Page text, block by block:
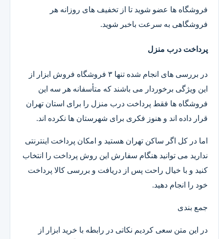
فروشگاه ها عضو شوید تا از تخفیف های روزانه هر
فروشگاهی به سرعت باخبر شوید.
پرداخت درب منزل
در بررسی های انجام شده تنها ۳ فروشگاه فروش ابزار از
این ویژگی برخوردار می باشند که متأسفانه هر سه این
فروشگاه ها فقط پرداخت درب منزل را برای استان تهران
قرار داده اند و هنوز فکری برای شهرستان ها نکرده اند.
اما در کل اگر ساکن تهران هستید و امکان پرداخت اینترنتی
ندارید می توانید هنگام سفارش این روش پرداخت را انتخاب
کنید و با خیال راحت پس از دریافت و بررسی کالا پرداخت
خود را انجام دهید.
جمع بندی
در این متن سعی کردیم نکاتی در رابطه با خرید ابزار از